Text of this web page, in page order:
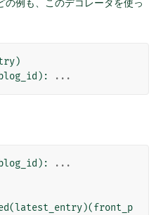
の例も、このデコレータを使っ
)
blog_id ): ...
blog_id ): ...
(latest_entry)(front_p